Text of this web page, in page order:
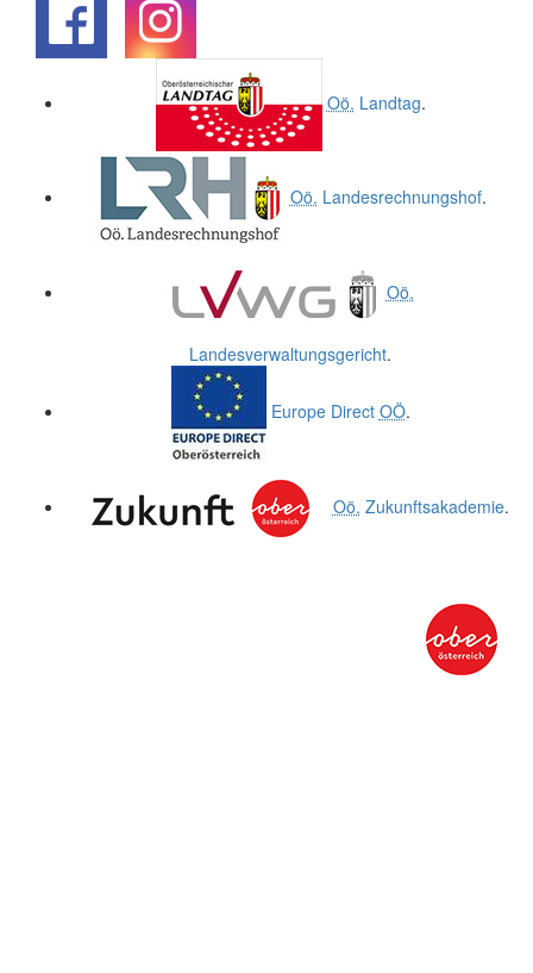
Oö. Landtag.
Oö. Landesrechnungshof.
Oö.
Landesverwaltungsgericht.
Europe Direct OÖ.
Oö. Zukunftsakademie.